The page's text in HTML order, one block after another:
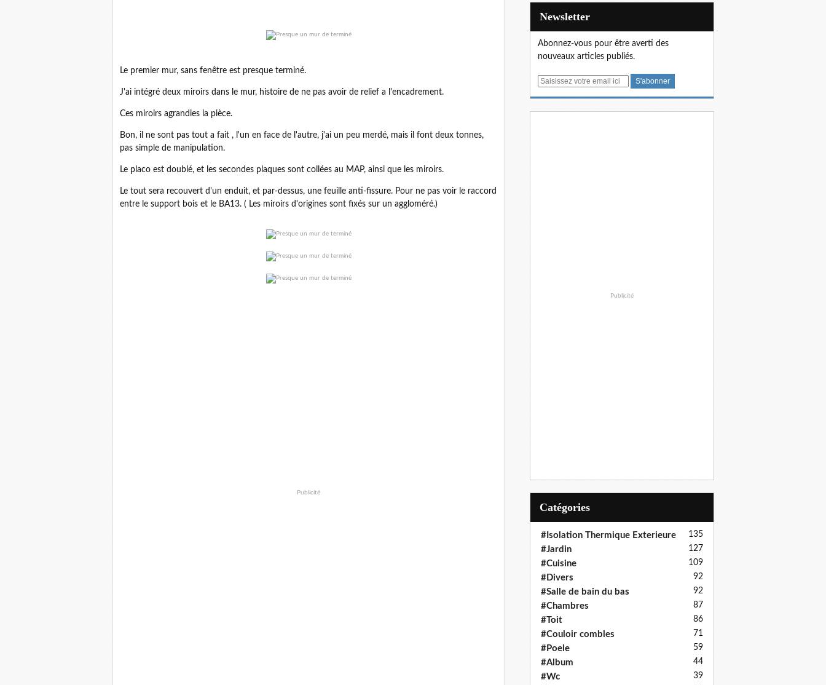
Le premier mur, sans fenêtre est presque terminé.
J'ai intégré deux miroirs dans le mur, histoire de ne pas avoir de relief a l'encadrement.
Ces miroirs agrandies la pièce.
Bon, il ne sont pas tout a fait , l'un en face de l'autre, j'ai un peu merdé, mais il font deux tonnes,
pas simple de manipulation.
Le placo est doublé, et les secondes plaques sont collées au MAP, ainsi que les miroirs.
Le tout sera recouvert d'un enduit, et par-dessus, une feuille anti-fissure. Pour ne pas voir le raccord
entre le support bois et le BA13. ( Les miroirs d'origines sont fixés sur un aggloméré.)
Publicité
Newsletter
Abonnez-vous pour être averti des
nouveaux articles publiés.
E
Publicité
Catégories
#Isolation Thermique Exterieure 135
#Jardin 127
#Cuisine 109
#Divers 92
#Salle de bain du bas 92
#Chambres 87
#Toit 86
#Couloir combles 71
#Poele 59
#Album 44
#Wc 39